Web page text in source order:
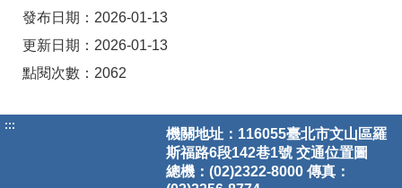
發布日期：2026-01-13
更新日期：2026-01-13
點閱次數：2062
:::
機關地址：116055臺北市文山區羅
斯福路6段142巷1號 交通位置圖
總機：(02)2322-8000 傳真：